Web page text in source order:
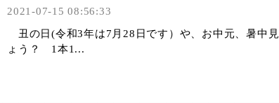
2021-07-15 08:56:33
丑の日(令和3年は7月28日です）や、お中元、暑中
ょう？ 1本1...